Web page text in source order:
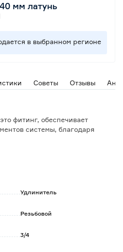
мм латунь
в выбранном регионе
Советы Отзывы
фитинг, обеспечивает
системы, благодаря
Удлинитель
Резьбовой
3/4